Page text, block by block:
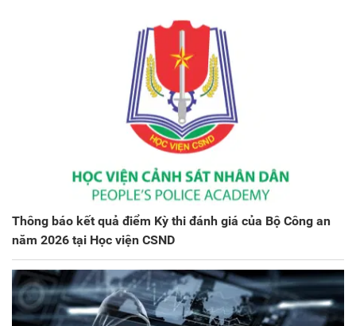
Thông báo kết quả điểm Kỳ thi đánh giá của Bộ Công an
năm 2026 tại Học viện CSND